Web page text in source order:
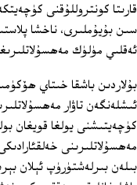
قارىتا كونتروللۇقنى
سىن بۇيۇملىرى، ناخشا
ئەقلىي مۈلۈك
بۇلاردىن باشقا خىتاي
ئىشلەنگەن تاۋار
كۈچەيتىشنى يولغا قويغان
مەھسۇلاتلىرىنى
بىلەن بىرلەشتۈرۈپ ئېلان